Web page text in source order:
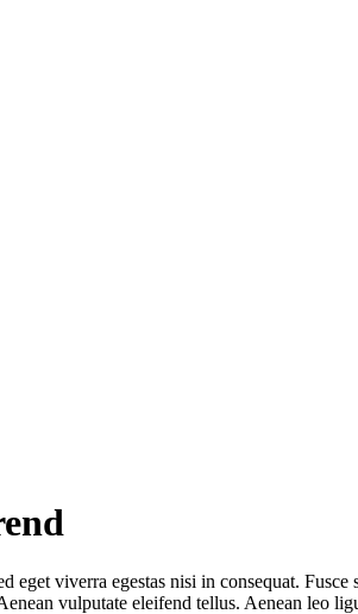
eget viverra egestas nisi in consequat.
vulputate eleifend tellus. Aenean leo